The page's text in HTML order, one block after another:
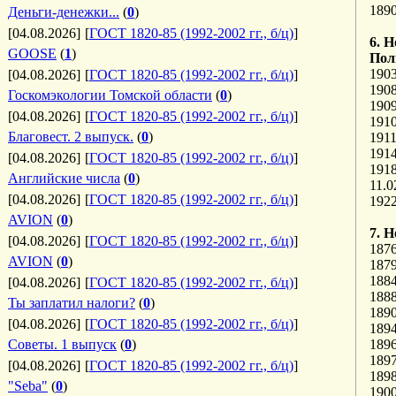
Деньги-денежки... (0)
[04.08.2026] [ГОСТ 1820-85 (1992-2002 гг., б/ц)]
GOOSE (1)
[04.08.2026] [ГОСТ 1820-85 (1992-2002 гг., б/ц)]
Госкомэкологии Томской области (0)
[04.08.2026] [ГОСТ 1820-85 (1992-2002 гг., б/ц)]
Благовест. 2 выпуск. (0)
[04.08.2026] [ГОСТ 1820-85 (1992-2002 гг., б/ц)]
Английские числа (0)
[04.08.2026] [ГОСТ 1820-85 (1992-2002 гг., б/ц)]
AVION (0)
[04.08.2026] [ГОСТ 1820-85 (1992-2002 гг., б/ц)]
AVION (0)
[04.08.2026] [ГОСТ 1820-85 (1992-2002 гг., б/ц)]
Ты заплатил налоги? (0)
[04.08.2026] [ГОСТ 1820-85 (1992-2002 гг., б/ц)]
Советы. 1 выпуск (0)
[04.08.2026] [ГОСТ 1820-85 (1992-2002 гг., б/ц)]
"Seba" (0)
6.
7.